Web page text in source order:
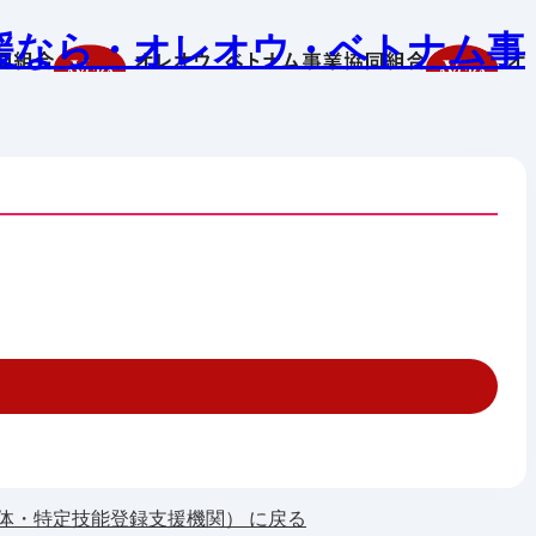
なら・オレオウ・ベトナム事
・特定技能登録支援機関） に戻る